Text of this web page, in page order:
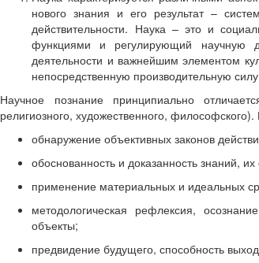
нового знания и его результат –
действительности. Наука – это и
функциями и регулирующий научную
деятельности и важнейшим элементом
непосредственную производительную
Научное познание принципиально
религиозного, художественного,
обнаружение объективных законов
обоснованность и доказанность знаний,
применение материальных и идеальных
методологическая рефлексия,
объекты;
предвидение будущего, способность